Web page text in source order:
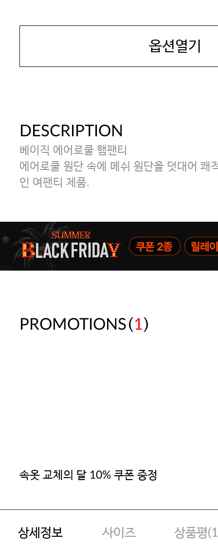
옵션열기
DESCRIPTION
베이직 에어로쿨 햄팬티
에어로쿨 원단 속에 메쉬 원단을 덧대어 쾌
인 여팬티 제품.
PROMOTIONS(1)
속옷 교체의 달 10% 쿠폰 증정
상세정보 사이즈 상품평(1